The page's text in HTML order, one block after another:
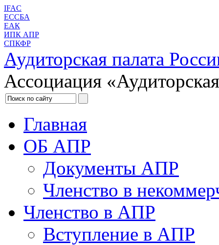
IFAC
ЕССБА
ЕАК
ИПК АПР
СПКФР
Аудиторская палата
Ассоциация
Главная
ОБ АПР
Документы АПР
Членство в
Членство в АПР
Вступление в АПР